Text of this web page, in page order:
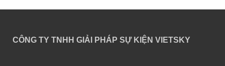
CÔNG TY TNHH GIẢI PHÁP SỰ KIỆN VIETSKY